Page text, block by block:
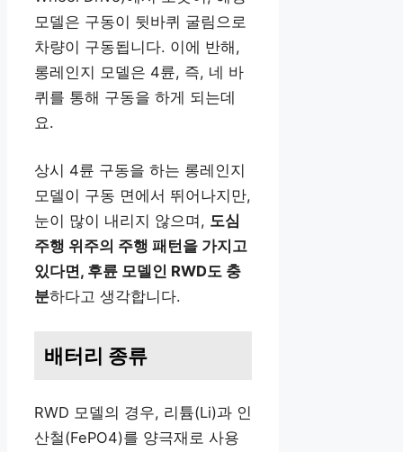
모델은 구동이 뒷바퀴 굴림으로
차량이 구동됩니다. 이에 반해,
롱레인지 모델은 4륜, 즉, 네 바
퀴를 통해 구동을 하게 되는데
요.
상시 4륜 구동을 하는 롱레인지
모델이 구동 면에서 뛰어나지만,
눈이 많이 내리지 않으며, 도심
주행 위주의 주행 패턴을 가지고
있다면, 후륜 모델인 RWD도 충
분하다고 생각합니다.
배터리 종류
RWD 모델의 경우, 리튬(Li)과 인
산철(FePO4)를 양극재로 사용